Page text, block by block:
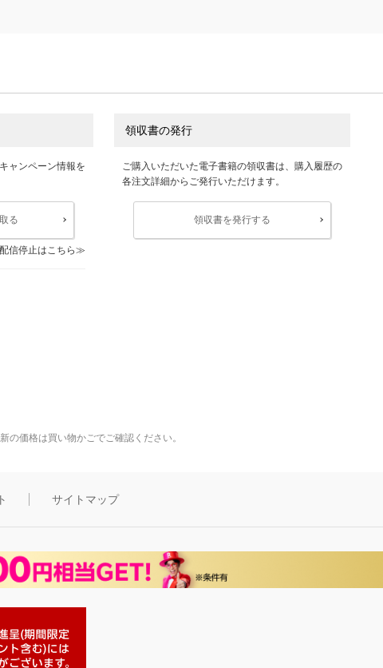
ャンペーン情報を
る
信停止はこちら
領収書の発行
ご購入いただいた電子書籍の領収書は、購入履歴の
各注文詳細からご発行いただけます。
領収書を発行する
価格は買い物かごでご確認ください。
サイトマップ